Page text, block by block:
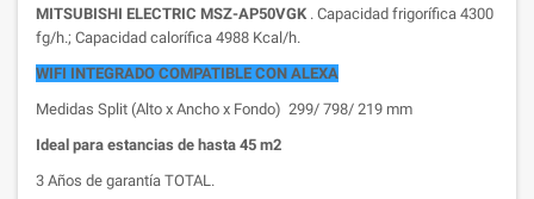
MITSUBISHI ELECTRIC MSZ-AP50VGK . Capacidad frigorífica 4300
fg/h.; Capacidad calorífica 4988 Kcal/h.
WIFI INTEGRADO COMPATIBLE CON ALEXA
Medidas Split (Alto x Ancho x Fondo) 299/ 798/ 219 mm
Ideal para estancias de hasta 45 m2
3 Años de garantía TOTAL.